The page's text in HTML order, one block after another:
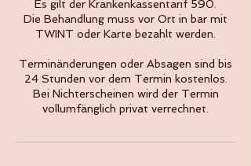
Es gilt der Krankenkassentarif 590.
Die Behandlung muss vor Ort in bar mit
TWINT oder Karte bezahlt werden.
Terminänderungen oder Absagen sind bis
24 Stunden vor dem Termin kostenlos.
Bei Nichterscheinen wird der Termin
vollumfänglich privat verrechnet.